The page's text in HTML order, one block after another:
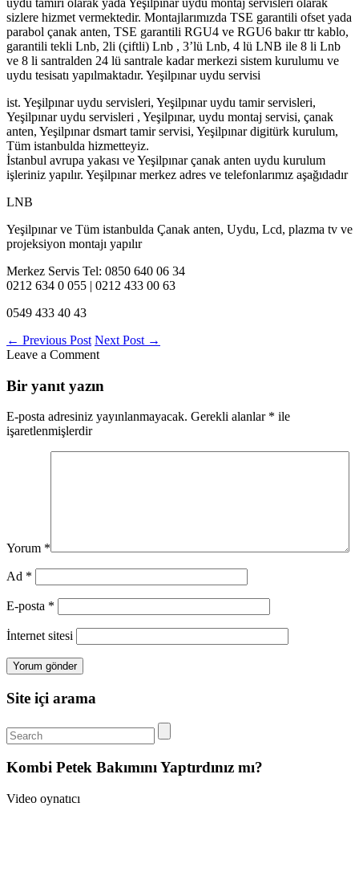
sizlere hizmet vermektedir. Montajlarımızda TSE garantili ofset yada
parabol çanak anten, TSE garantili RGU4 ve RGU6 bakır ttr kablo,
garantili tekli Lnb, 2li (çiftli) Lnb , 3’lü Lnb, 4 lü LNB ile 8 li Lnb
ve 8 li santralden 24 lü santrale kadar merkezi sistem kurulumu ve
uydu tesisatı yapılmaktadır. Yeşilpınar uydu servisi
ist. Yeşilpınar uydu servisleri, Yeşilpınar uydu tamir servisleri,
Yeşilpınar uydu servisleri , Yeşilpınar, uydu montaj servisi, çanak
anten, Yeşilpınar dsmart tamir servisi, Yeşilpınar digitürk kurulum,
Tüm istanbulda hizmetteyiz.
İstanbul avrupa yakası ve Yeşilpınar çanak anten uydu kurulum
işleriniz yapılır. Yeşilpınar merkez adres ve telefonlarımız aşağıdadır
LNB
Yeşilpınar ve Tüm istanbulda Çanak anten, Uydu, Lcd, plazma tv ve
projeksiyon montajı yapılır
Merkez Servis Tel: 0850 640 06 34
0212 634 0 055 | 0212 433 00 63
0549 433 40 43
← Previous Post Next Post →
Leave a Comment
Bir yanıt yazın
E-posta adresiniz yayınlanmayacak. Gerekli alanlar * ile
işaretlenmişlerdir
Yorum *
Ad *
E-posta *
İnternet sitesi
Site içi arama
Kombi Petek Bakımını Yaptırdınız mı?
Video oynatıcı